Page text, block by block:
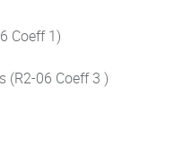
Coeff 1)
(R2-06 Coeff 3 )